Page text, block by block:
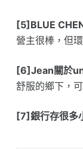
[5]BLUE
營主很棒，但
[6]Jean關於
舒服的鄉下，
[7]銀行存很多